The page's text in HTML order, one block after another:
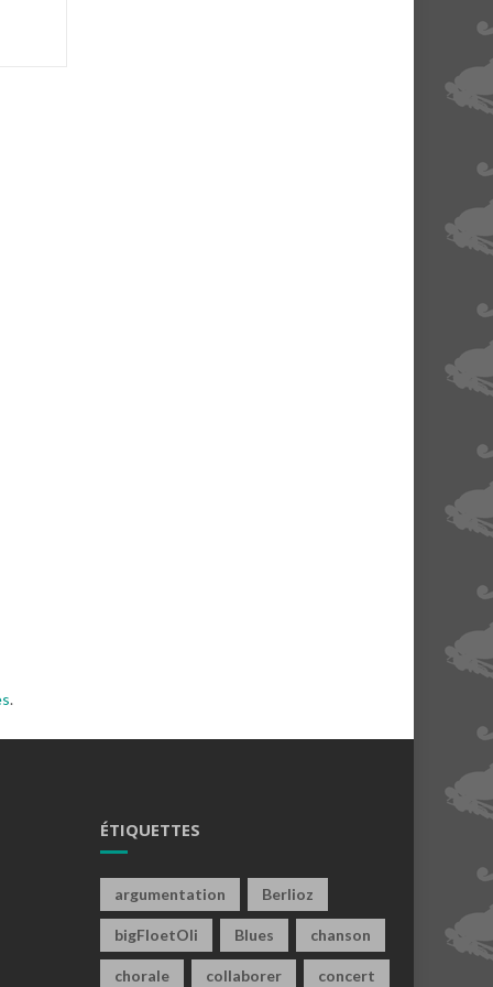
.
ÉTIQUETTES
argumentation Berlioz
bigFloetOli Blues chanson
chorale collaborer concert